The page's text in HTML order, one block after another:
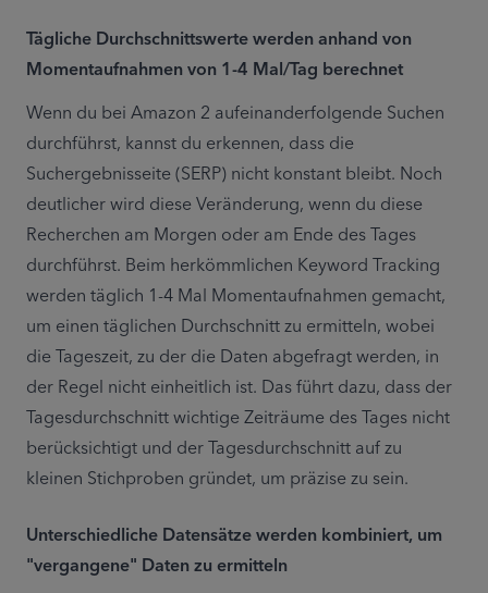
Tägliche Durchschnittswerte werden anhand von
Momentaufnahmen von 1-4 Mal/Tag berechnet
Wenn du bei Amazon 2 aufeinanderfolgende Suchen
durchführst, kannst du erkennen, dass die
Suchergebnisseite (SERP) nicht konstant bleibt. Noch
deutlicher wird diese Veränderung, wenn du diese
Recherchen am Morgen oder am Ende des Tages
durchführst. Beim herkömmlichen Keyword Tracking
werden täglich 1-4 Mal Momentaufnahmen gemacht,
um einen täglichen Durchschnitt zu ermitteln, wobei
die Tageszeit, zu der die Daten abgefragt werden, in
der Regel nicht einheitlich ist. Das führt dazu, dass der
Tagesdurchschnitt wichtige Zeiträume des Tages nicht
berücksichtigt und der Tagesdurchschnitt auf zu
kleinen Stichproben gründet, um präzise zu sein.
Unterschiedliche Datensätze werden kombiniert, um
"vergangene" Daten zu ermitteln